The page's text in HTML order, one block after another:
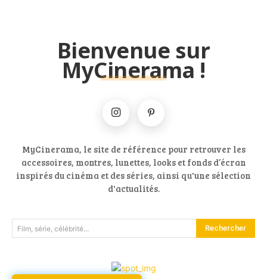
Bienvenue sur
MyCinerama !
MyCinerama, le site de référence pour retrouver les
accessoires, montres, lunettes, looks et fonds d’écran
inspirés du cinéma et des séries, ainsi qu'une sélection
d'actualités.
Film, série, célébrité... Rechercher